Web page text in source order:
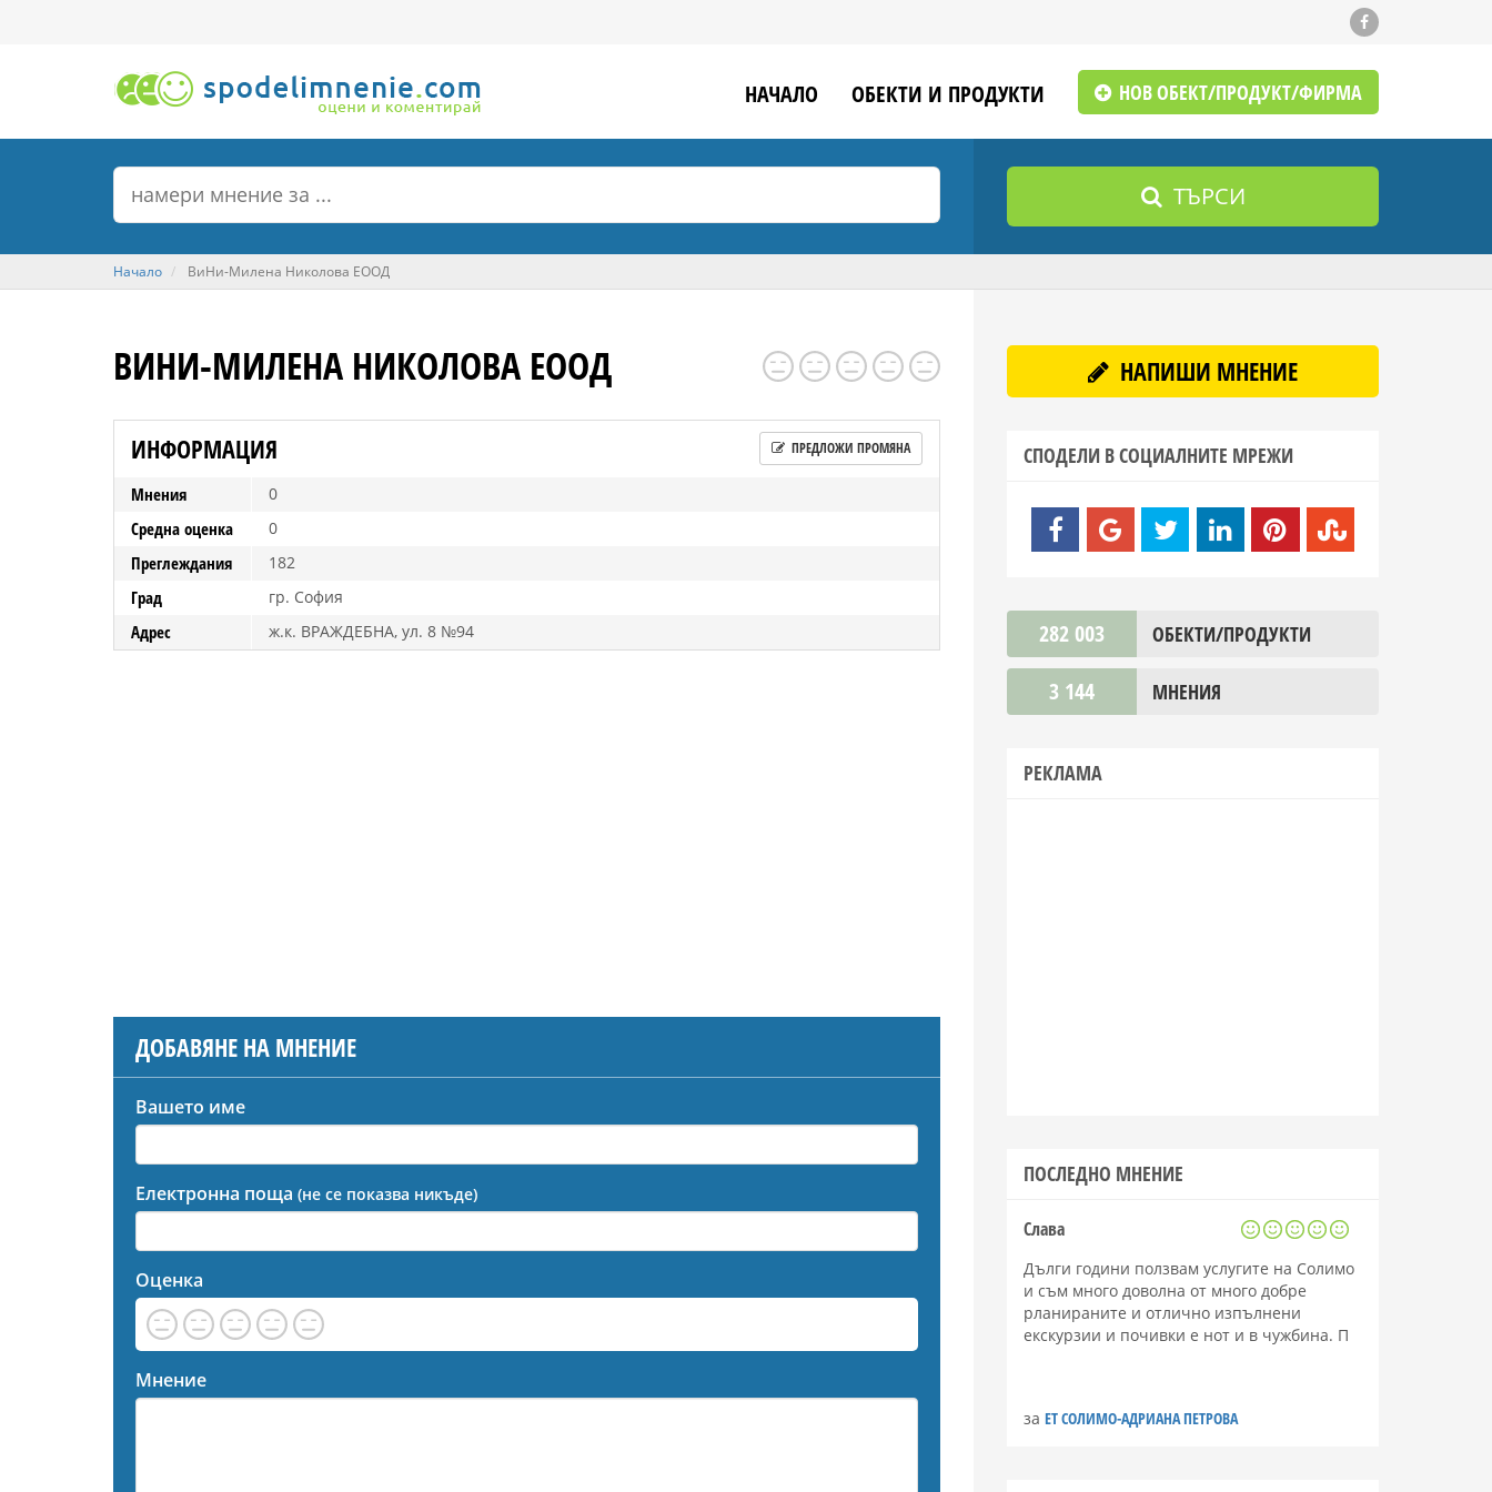
НАЧАЛО ОБЕКТИ И ПРОДУКТИ НОВ ОБЕКТ/ПРОДУКТ/ФИРМА
ТЪРСИ
Начало ВиНи-Милена Николова ЕООД
ВИНИ-МИЛЕНА НИКОЛОВА ЕООД
ИНФОРМАЦИЯ ПРЕДЛОЖИ ПРОМЯНА
Мнения 0
Средна оценка 0
Преглеждания 182
Град гр. София
Адрес ж.к. ВРАЖДЕБНА, ул. 8 №94
ДОБАВЯНЕ НА МНЕНИЕ
Вашето име
Електронна поща (не се показва никъде)
Оценка
Мнение
НАПИШИ МНЕНИЕ
СПОДЕЛИ В СОЦИАЛНИТЕ МРЕЖИ
282 003 ОБЕКТИ/ПРОДУКТИ
3 144 МНЕНИЯ
РЕКЛАМА
ПОСЛЕДНО МНЕНИЕ
Слава
Дълги години ползвам услугите на Солимо
и съм много доволна от много добре
рланираните и отлично изпълнени
екскурзии и почивки е нот и в чужбина. П
заЕТ СОЛИМО-АДРИАНА ПЕТРОВА